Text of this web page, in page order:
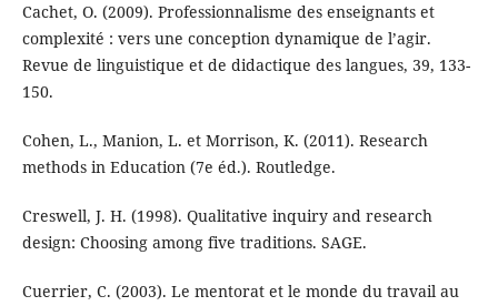
Cachet, O. (2009). Professionnalisme des enseignants et
complexité : vers une conception dynamique de l’agir.
Revue de linguistique et de didactique des langues, 39, 133-
150.
Cohen, L., Manion, L. et Morrison, K. (2011). Research
methods in Education (7e éd.). Routledge.
Creswell, J. H. (1998). Qualitative inquiry and research
design: Choosing among five traditions. SAGE.
Cuerrier, C. (2003). Le mentorat et le monde du travail au